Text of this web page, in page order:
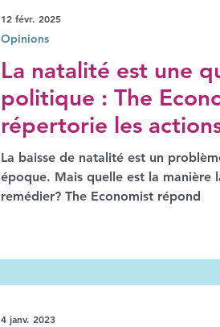
population mondiale.
La natalité est une
politique : The
répertorie les
efficaces pour la
La baisse de natalité est un
époque. Mais quelle est la manière
remédier? The Economist répond
Opinions
12 févr. 2025
4 janv. 2023